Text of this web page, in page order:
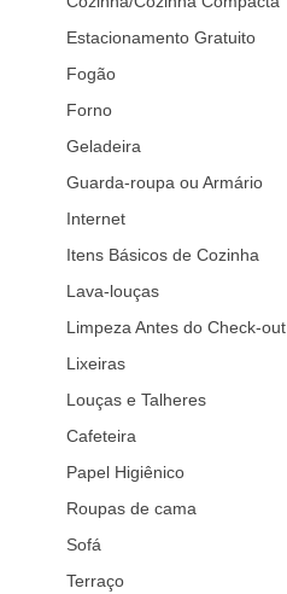
Estacionamento Gratuito
Fogão
Forno
Geladeira
Guarda-roupa ou Armário
Internet
Itens Básicos de Cozinha
Lava-louças
Limpeza Antes do Check-out
Lixeiras
Louças e Talheres
Cafeteira
Papel Higiênico
Roupas de cama
Sofá
Terraço